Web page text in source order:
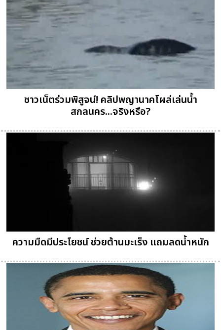
ชาวเน็ตร่วมพิสูจน์! คลิปพญานาคโผล่เล่นน้ำ
สกลนคร...จริงหรือ?
ความมืดมีประโยชน์ ช่วยต้านมะเร็ง แถมลดน้ำหนัก